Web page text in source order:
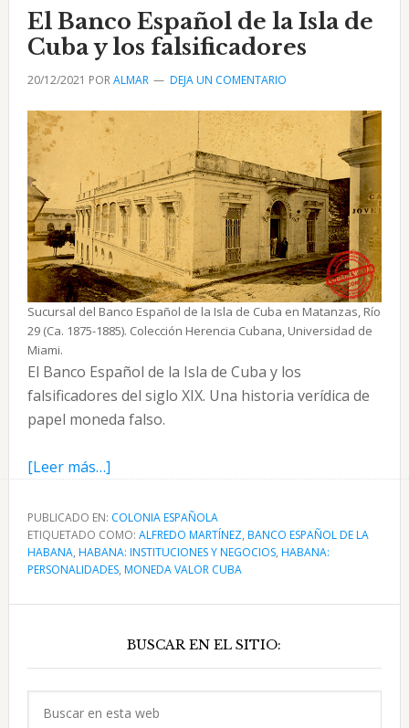
Isla
de
Cuba
desde
1856
El Banco Español de la Isla de
Cuba y los falsificadores
20/12/2021 PORALMAR DEJA UN COMENTARIO
Sucursal del Banco Español de la Isla de Cuba en Matanzas, Río
29 (Ca. 1875-1885). Colección Herencia Cubana, Universidad de
Miami.
El Banco Español de la Isla de Cuba y los
falsificadores del siglo XIX. Una historia verídica de
papel moneda falso.
[Leer más…]acerca
El
Banco
Español
la
PUBLICADO EN: COLONIA ESPAÑOLA
ETIQUETADO COMO: ALFREDO MARTÍNEZ, BANCO ESPAÑOL DE LA
HABANA, HABANA: INSTITUCIONES Y NEGOCIOS, HABANA:
PERSONALIDADES, MONEDA VALOR CUBA
principal
BUSCAR EN EL SITIO: